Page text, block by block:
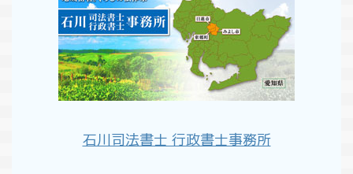
石川司法書士 行政書士事務所